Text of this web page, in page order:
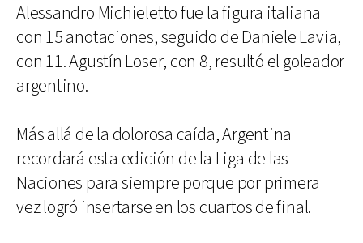
Alessandro Michieletto fue la figura italiana
con 15 anotaciones, seguido de Daniele Lavia,
con 11. Agustín Loser, con 8, resultó el goleador
argentino.
Más allá de la dolorosa caída, Argentina
recordará esta edición de la Liga de las
Naciones para siempre porque por primera
vez logró insertarse en los cuartos de final.